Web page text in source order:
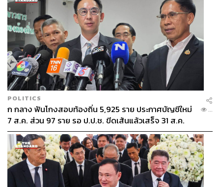
POLITICS
ก กลาง ฟันโกงสอบท้องถิ่น 5,925 ราย ประกาศบัญชีใหม่
7 ส.ค. ส่วน 97 ราย รอ ป.ป.ช. ขีดเส้นแล้วเสร็จ 31 ส.ค.
...